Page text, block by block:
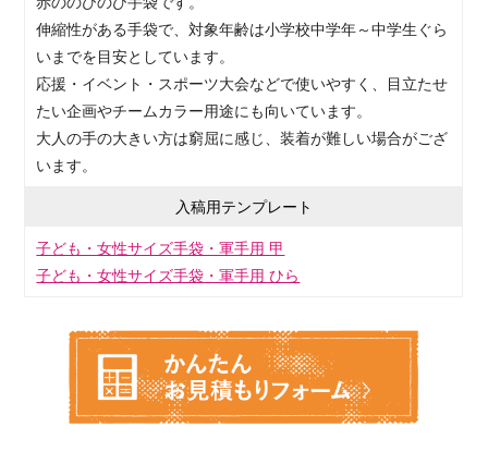
伸縮性がある手袋で、対象年齢は小学校中学年～中学生ぐら
いまでを目安としています。
応援・イベント・スポーツ大会などで使いやすく、目立たせ
たい企画やチームカラー用途にも向いています。
大人の手の大きい方は窮屈に感じ、装着が難しい場合がござ
います。
入稿用テンプレート
子ども・女性サイズ手袋・軍手用 甲
子ども・女性サイズ手袋・軍手用 ひら